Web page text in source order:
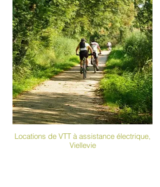
Locations de VTT à assistance électrique,
Viellevie